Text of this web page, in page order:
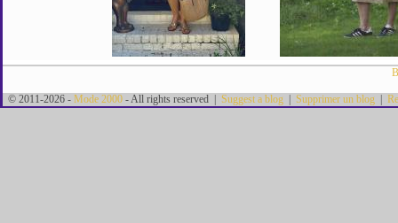
© 2011-2026 - Mode 2000 - All rights reserved | Suggest a blog Supprimer un blog